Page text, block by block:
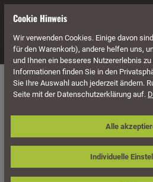
Navigation
Naturstein Gabionensteine
Gabionensteine /
klar, Körnung 50-120
Cookie Hinweis
Wir verwenden Cookies. Einige davon
für den Warenkorb), andere helfen uns,
und Ihnen ein besseres Nutzererlebnis
Informationen finden Sie in den
Sie Ihre Auswahl auch jederzeit ändern.
Seite mit der Datenschutzerklärung auf.
Individuelle
Alle